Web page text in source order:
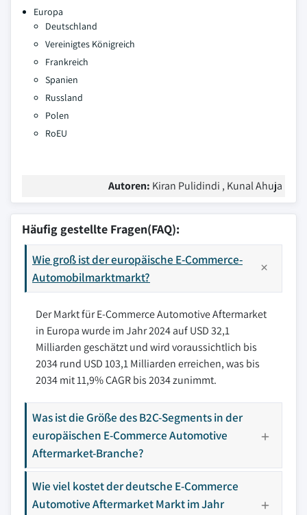
Europa
Deutschland
Vereinigtes Königreich
Frankreich
Spanien
Russland
Polen
RoEU
Autoren: Kiran Pulidindi , Kunal Ahuja
Häufig gestellte Fragen(FAQ):
Wie groß ist der europäische E-Commerce-
Automobilmarktmarkt?
Der Markt für E-Commerce Automotive Aftermarket
in Europa wurde im Jahr 2024 auf USD 32,1
Milliarden geschätzt und wird voraussichtlich bis
2034 rund USD 103,1 Milliarden erreichen, was bis
2034 mit 11,9% CAGR bis 2034 zunimmt.
Was ist die Größe des B2C-Segments in der
europäischen E-Commerce Automotive
Aftermarket-Branche?
Wie viel kostet der deutsche E-Commerce
Automotive Aftermarket Markt im Jahr